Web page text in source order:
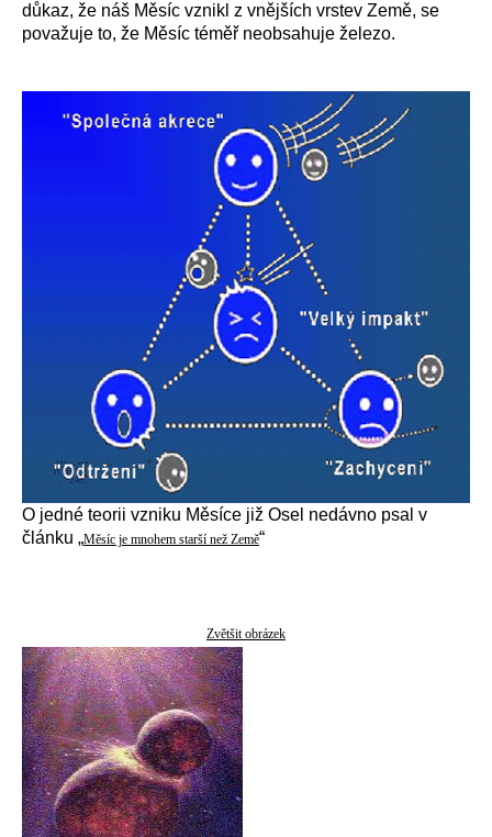
důkaz, že náš Měsíc vznikl z vnějších vrstev Země, se
považuje to, že Měsíc téměř neobsahuje železo.
O jedné teorii vzniku Měsíce již Osel nedávno psal v
článku „Měsíc je mnohem starší než Země“
Zvětšit obrázek